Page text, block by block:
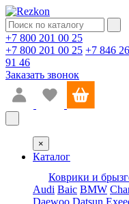
+7 800 201 00 25
+7 800 201 00 25 +7 846
91 46
Заказать звонок
×
Каталог
Коврики и
Audi Baic BMW
Daewoo Datsun